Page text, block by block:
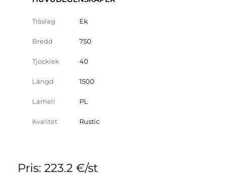
Träslag Ek
Bredd 750
Tjocklek 40
Längd 1500
Lamell PL
Kvalitet Rustic
Pris: 223.2 €/st